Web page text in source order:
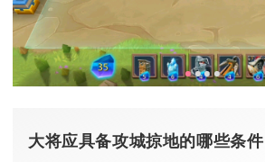
大将应具备攻城掠地的哪些条件